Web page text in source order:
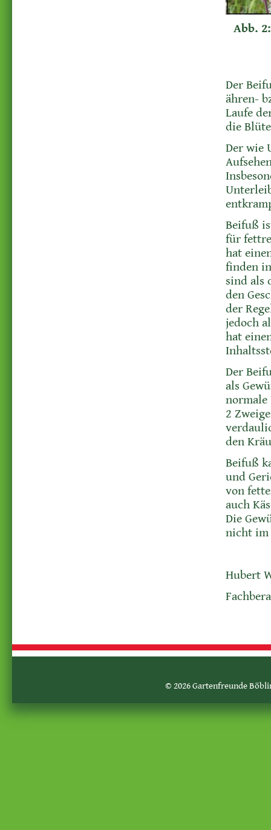
Abb.
Der
ähren-
Laufe
die
Der wie
Beifuß
für
hat
finden
sind als
den
der
jedoch
hat
Der
als
normale
2
den
Beifuß
und
von
auch
Die
nicht im
Hubert
© 2026 Gartenfreunde